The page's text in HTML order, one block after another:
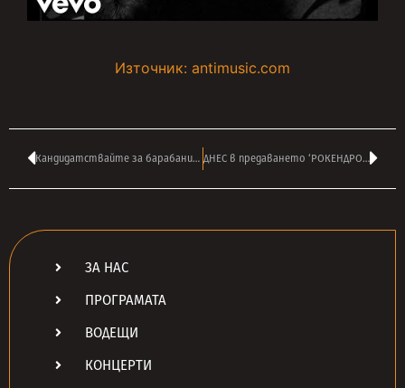
Източник: antimusic.com
Кандидатствайте за барабанист на PRIMUS – вижте официалната обява ДНЕС в предаването ‘РОКЕНДРОЛ’ на МОНИ ПАНЧЕВ от 16:00
ЗА НАС
ПРОГРАМАТА
ВОДЕЩИ
КОНЦЕРТИ